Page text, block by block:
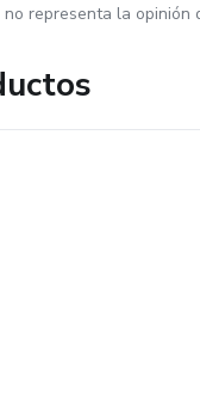
representa la opinión